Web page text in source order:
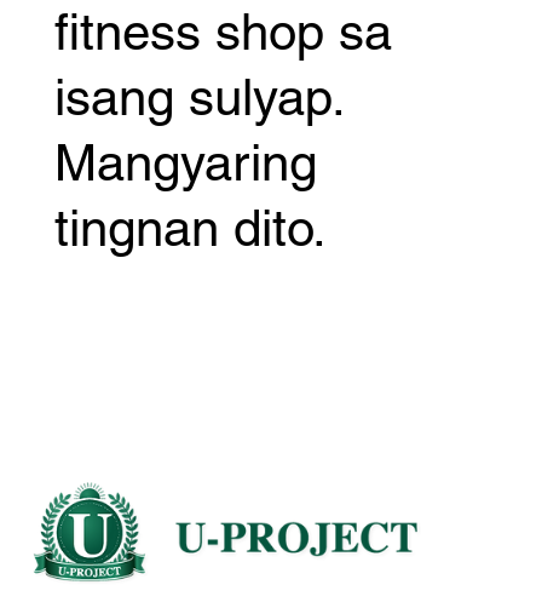
fitness shop sa
isang sulyap.
Mangyaring
tingnan dito.